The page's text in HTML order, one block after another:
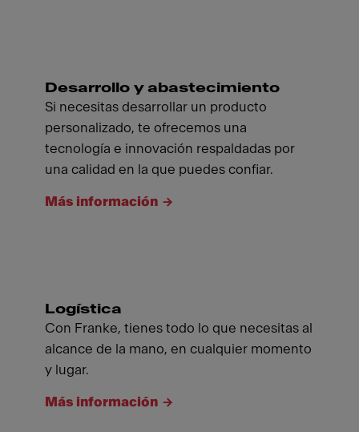
Desarrollo y abastecimiento
Si necesitas desarrollar un producto
personalizado, te ofrecemos una
tecnología e innovación respaldadas por
una calidad en la que puedes confiar.
Más información
Logística
Con Franke, tienes todo lo que necesitas al
alcance de la mano, en cualquier momento
y lugar.
Más información